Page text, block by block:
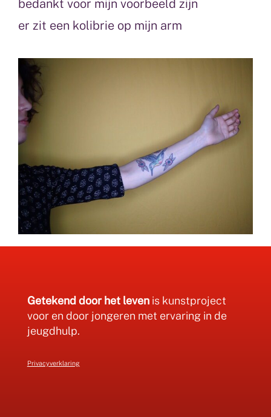
bedankt voor mijn voorbeeld zijn
er zit een kolibrie op mijn arm
Getekend door het leven is kunstproject
voor en door jongeren met ervaring in de
jeugdhulp.
Privacyverklaring